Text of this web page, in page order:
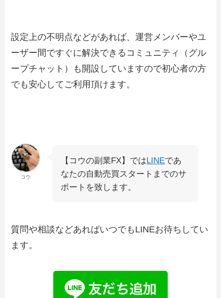
設定上の不明点などがあれば、運営メンバーやユ
ーザー間ですぐに解決できるコミュニティ（グル
ープチャット）も開設していますので初心者の方
でも安心してご利用頂けます。
コウ
【コウの副業FX】ではLINEであ
なたの自動売買スタートまでのサ
ポートを致します。
質問や相談などあればいつでもLINEお待ちしてい
ます。